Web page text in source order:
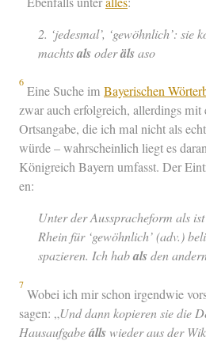
2. ‘jedes­mal’, ‘gewöhn­lich’: sie
machtsalsoderälsaso
6
Eine Suche im Bay­erischen
zwar auch erfol­gre­ich, allerd­ings mit
Ort­sangabe, die ich mal nicht als
würde – wahrschein­lich liegt es
Kön­i­gre­ich Bay­ern umfasst. Der
en:
Unter der Ausspracheform als
Rhein für ‘gewöhn­lich’ (adv.)
spazieren. Ich habalsden
7
Wobei ich mir schon irgend­wie
sagen: „Und dann kopieren sie die
Hausauf­gabeállswieder aus der